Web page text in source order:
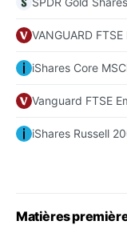
VANGUARD FTSE
iShares Core
Vanguard FTSE
iShares Russell
Matières